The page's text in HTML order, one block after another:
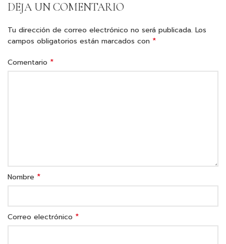
DEJA UN COMENTARIO
Tu dirección de correo electrónico no será publicada. Los
campos obligatorios están marcados con *
Comentario *
Nombre *
Correo electrónico *